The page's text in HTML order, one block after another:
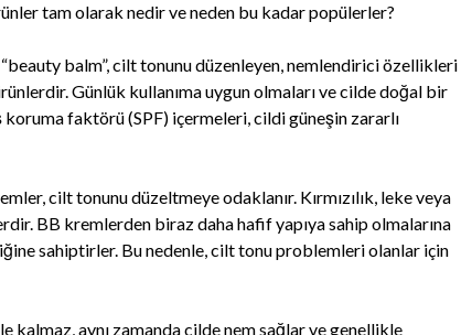
tam olarak nedir ve neden bu kadar popülerler?
“beauty balm”, cilt tonunu düzenleyen, nemlendirici özellikleri
Günlük kullanıma uygun olmaları ve cilde doğal bir
faktörü (SPF) içermeleri, cildi güneşin zararlı
cilt tonunu düzeltmeye odaklanır. Kırmızılık, leke veya
BB kremlerden biraz daha hafif yapıya sahip olmalarına
sahiptirler. Bu nedenle, cilt tonu problemleri olanlar için
aynı zamanda cilde nem sağlar ve genellikle